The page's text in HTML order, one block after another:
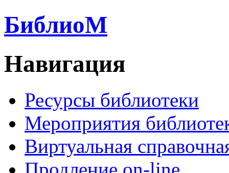
БиблиоМ
Навигация
Ресурсы библиотеки
Мероприятия
Виртуальная